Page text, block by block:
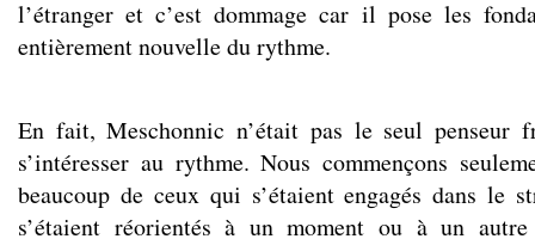
l’étranger et c’est dommage car il pose les
entièrement nouvelle du rythme.
En fait, Meschonnic n’était pas le seul penseur
s’intéresser au rythme. Nous commençons
beaucoup de ceux qui s’étaient engagés dans le
s’étaient réorientés à un moment ou à un